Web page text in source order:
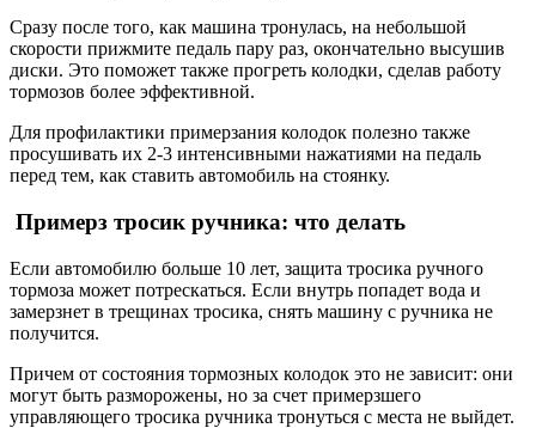
Сразу после того, как машина тронулась, на небольшой
скорости прижмите педаль пару раз, окончательно высушив
диски. Это поможет также прогреть колодки, сделав работу
тормозов более эффективной.
Для профилактики примерзания колодок полезно также
просушивать их 2-3 интенсивными нажатиями на педаль
перед тем, как ставить автомобиль на стоянку.
Примерз тросик ручника: что делать
Если автомобилю больше 10 лет, защита тросика ручного
тормоза может потрескаться. Если внутрь попадет вода и
замерзнет в трещинах тросика, снять машину с ручника не
получится.
Причем от состояния тормозных колодок это не зависит: они
могут быть разморожены, но за счет примерзшего
управляющего тросика ручника тронуться с места не выйдет.